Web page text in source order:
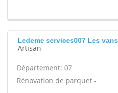
Ledeme services007 Les vans
Artisan
Département: 07
Rénovation de parquet -